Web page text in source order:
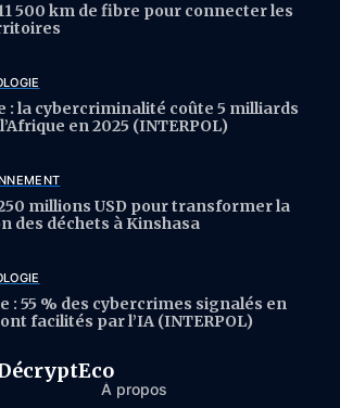
500 km de fibre pour connecter les
: la cybercriminalité coûte 5 milliards
en 2025 (INTERPOL)
250 millions USD pour transformer la
des déchets à Kinshasa
: 55 % des cybercrimes signalés en
facilités par l’IA (INTERPOL)
À propos